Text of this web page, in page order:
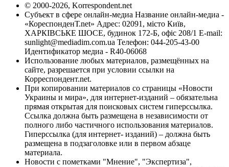
© 2000-2026, Korrespondent.net
Субъект в сфере онлайн-медиа Название онлайн-медиа -
«КореспонденТ.net» Адрес: 02091, місто Київ,
ХАРКІВСЬКЕ ШОСЕ, будинок 172-Б, офіс 208/1 E-mail:
sunlight@mediadim.com.ua Телефон: 044-205-43-00
Идентификатор медиа - R40-06068
Использование любых материалов, размещённых на
сайте, разрешается при условии ссылки на
Корреспондент.net.
При копировании материалов со страницы «Новости
Украины и мира», для интернет-изданий – обязательна
прямая открытая для поисковых систем гиперссылка.
Ссылка должна быть размещена в независимости от
полного либо частичного использования материалов.
Гиперссылка (для интернет- изданий) – должна быть
размещена в подзаголовке или в первом абзаце
материала.
Новости с пометками "Мнение", "Экспертиза",